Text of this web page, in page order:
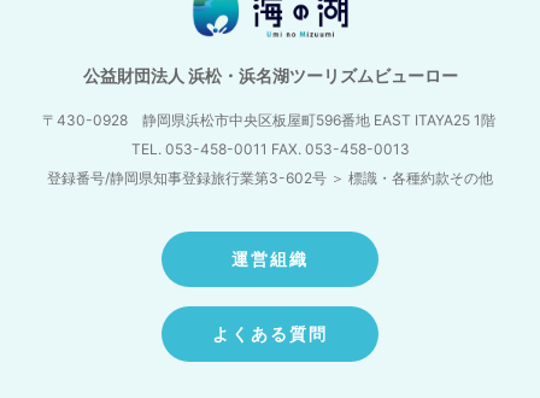
公益財団法人 浜松・浜名湖ツーリズムビューロー
〒430-0928 静岡県浜松市中央区板屋町596番地 EAST ITAYA25 1階
TEL. 053-458-0011 FAX. 053-458-0013
登録番号/静岡県知事登録旅行業第3-602号 ＞ 標識・各種約款その他
運営組織
よくある質問